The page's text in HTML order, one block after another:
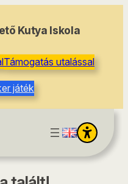
Kutya Iskola
Támogatás utalással
játék